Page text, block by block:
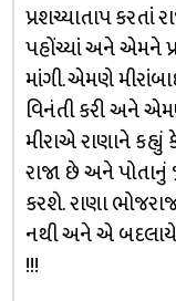
પ્રશચ્યાતાપ કરતાં
પહોંચ્યાં અને એમને
માંગી. એમણે
વિનંતી કરી અને
મીરાએ રાણાને
રાજા છે અને
કરશે. રાણા
નથી અને એ
!!!